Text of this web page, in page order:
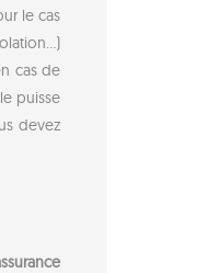
le cas
cas de
puisse
devez